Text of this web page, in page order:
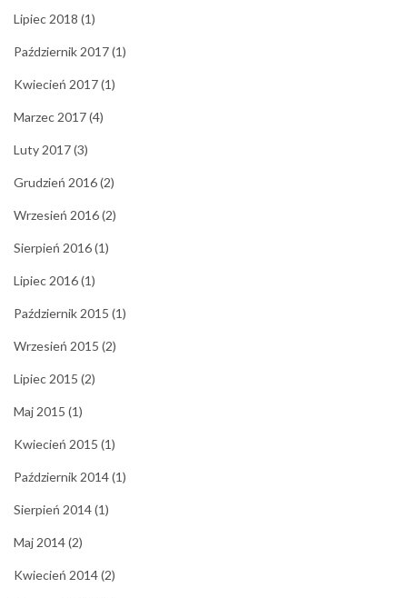
Lipiec 2018 (1)
Październik 2017(1)
Kwiecień 2017(1)
Marzec 2017(4)
Luty 2017(3)
Grudzień 2016(2)
Wrzesień 2016(2)
Sierpień 2016(1)
Lipiec 2016(1)
Październik 2015 (1)
Wrzesień 2015 (2)
Lipiec 2015 (2)
Maj 2015 (1)
Kwiecień 2015 (1)
Październik 2014(1)
Sierpień 2014(1)
Maj 2014(2)
Kwiecień 2014(2)